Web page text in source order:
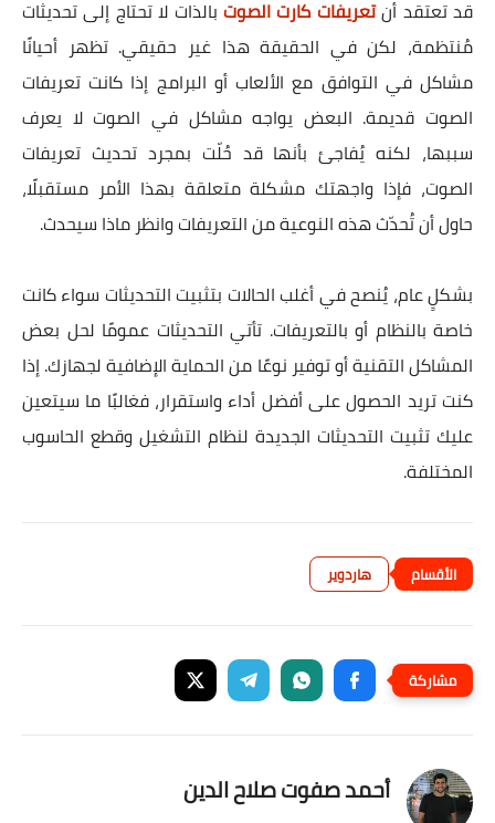
قد تعتقد أنتعريفات كارت الصوت بالذات لا تحتاج إلى تحديثات
مُنتظمة، لكن في الحقيقة هذا غير حقيقي. تظهر أحيانًا
مشاكل في التوافق مع الألعاب أو البرامج إذا كانت تعريفات
الصوت قديمة. البعض يواجه مشاكل في الصوت لا يعرف
سببها، لكنه يُفاجئ بأنها قد حُلّت بمجرد تحديث تعريفات
الصوت، فإذا واجهتك مشكلة متعلقة بهذا الأمر مستقبلًا،
حاول أن تُحدّث هذه النوعية من التعريفات وانظر ماذا سيحدث.
بشكلٍ عام، يُنصح في أغلب الحالات بتثبيت التحديثات سواء كانت
خاصة بالنظام أو بالتعريفات. تأتي التحديثات عمومًا لحل بعض
المشاكل التقنية أو توفير نوعًا من الحماية الإضافية لجهازك. إذا
كنت تريد الحصول على أفضل أداء واستقرار، فغالبًا ما سيتعين
عليك تثبيت التحديثات الجديدة لنظام التشغيل وقطع الحاسوب
المختلفة.
هاردوير
أحمد صفوت صلاح الدين